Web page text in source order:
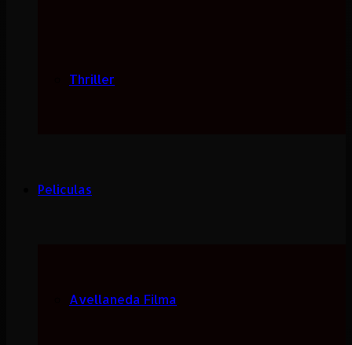
Thriller
Peliculas
Avellaneda Filma